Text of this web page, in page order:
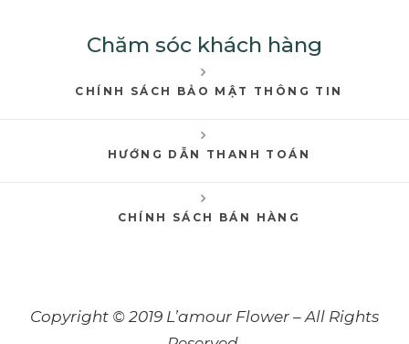
Chăm sóc khách hàng
CHÍNH SÁCH BẢO MẬT THÔNG TIN
HƯỚNG DẪN THANH TOÁN
CHÍNH SÁCH BÁN HÀNG
Copyright © 2019 L’amour Flower – All Rights